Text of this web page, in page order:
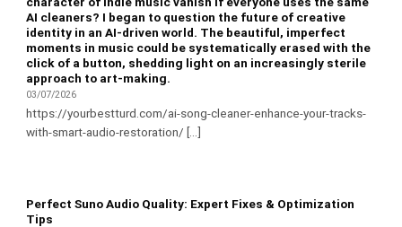
AI cleaners? I began to question the future of creative
identity in an AI-driven world. The beautiful, imperfect
moments in music could be systematically erased with the
click of a button, shedding light on an increasingly sterile
approach to art-making.
03/07/2026
https://yourbestturd.com/ai-song-cleaner-enhance-your-tracks-
with-smart-audio-restoration/ [...]
Perfect Suno Audio Quality: Expert Fixes & Optimization
Tips